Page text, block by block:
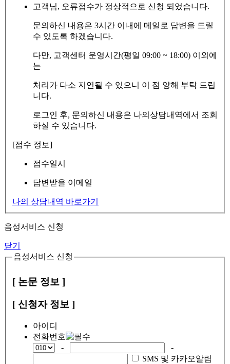
고객님, 오류접수가 정상적으로 신청 되었습니다.
문의하신 내용은 3시간 이내에 메일로 답변을 드릴
수 있도록 하겠습니다.
다만, 고객센터 운영시간(평일 09:00 ~ 18:00) 이외에
는
처리가 다소 지연될 수 있으니 이 점 양해 부탁 드립
니다.
로그인 후, 문의하신 내용은 나의상담내역에서 조회
하실 수 있습니다.
[접수 정보]
접수일시
답변받을 이메일
나의 상담내역 바로가기
음성서비스 신청
닫기
음성서비스 신청
[ 논문 정보 ]
[ 신청자 정보 ]
아이디
전화번호
-
-
SMS 및 카카오알림